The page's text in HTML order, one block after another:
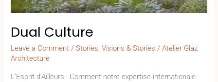
Dual Culture
Leave a Comment /Stories,Visions & Stories /Atelier Glaz
Architecture
L’Esprit d’Ailleurs : Comment notre expertise internationale